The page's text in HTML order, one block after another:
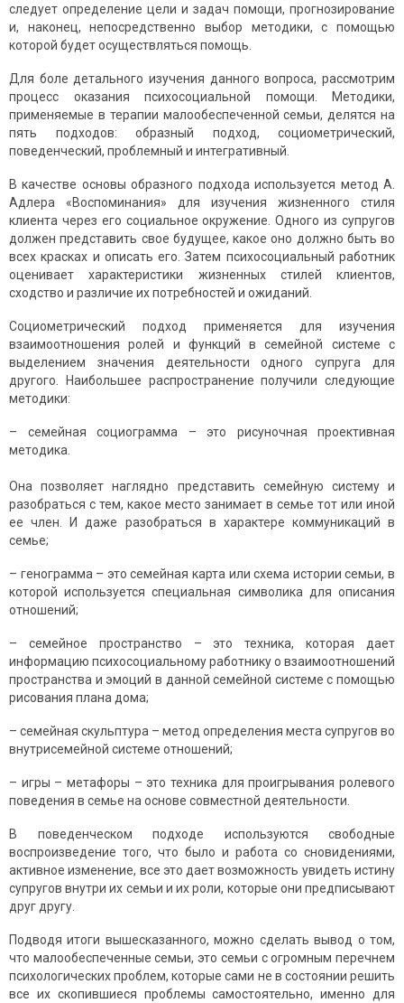
следует определение цели и задач помощи, прогнозирование
и, наконец, непосредственно выбор методики, с помощью
которой будет осуществляться помощь.
Для боле детального изучения данного вопроса, рассмотрим
процесс оказания психосоциальной помощи. Методики,
применяемые в терапии малообеспеченной семьи, делятся на
пять подходов: образный подход, социометрический,
поведенческий, проблемный и интегративный.
В качестве основы образного подхода используется метод А.
Адлера «Воспоминания» для изучения жизненного стиля
клиента через его социальное окружение. Одного из супругов
должен представить свое будущее, какое оно должно быть во
всех красках и описать его. Затем психосоциальный работник
оценивает характеристики жизненных стилей клиентов,
сходство и различие их потребностей и ожиданий.
Социометрический подход применяется для изучения
взаимоотношения ролей и функций в семейной системе с
выделением значения деятельности одного супруга для
другого. Наибольшее распространение получили следующие
методики:
– семейная социограмма – это рисуночная проективная
методика.
Она позволяет наглядно представить семейную систему и
разобраться с тем, какое место занимает в семье тот или иной
ее член. И даже разобраться в характере коммуникаций в
семье;
– генограмма – это семейная карта или схема истории семьи, в
которой используется специальная символика для описания
отношений;
– семейное пространство – это техника, которая дает
информацию психосоциальному работнику о взаимоотношений
пространства и эмоций в данной семейной системе с помощью
рисования плана дома;
– семейная скульптура – метод определения места супругов во
внутрисемейной системе отношений;
– игры – метафоры – это техника для проигрывания ролевого
поведения в семье на основе совместной деятельности.
В поведенческом подходе используются свободные
воспроизведение того, что было и работа со сновидениями,
активное изменение, все это дает возможность увидеть истину
супругов внутри их семьи и их роли, которые они предписывают
друг другу.
Подводя итоги вышесказанного, можно сделать вывод о том,
что малообеспеченные семьи, это семьи с огромным перечнем
психологических проблем, которые сами не в состоянии решить
все их скопившиеся проблемы самостоятельно, именно для